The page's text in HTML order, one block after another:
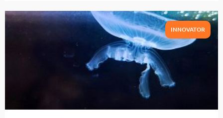
INNOVATOR